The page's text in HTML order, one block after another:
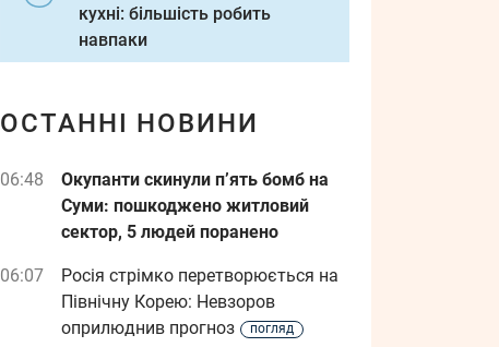
кухні: більшість робить
навпаки
ОСТАННІ НОВИНИ
06:48
Окупанти скинули п’ять бомб на
Суми: пошкоджено житловий
сектор, 5 людей поранено
06:07
Росія стрімко перетворюється на
Північну Корею: Невзоров
оприлюднив прогноз
погляд